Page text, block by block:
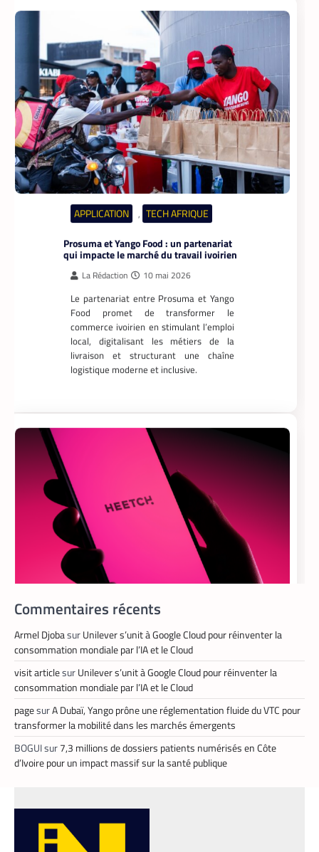
APPLICATION , TECH AFRIQUE
Prosuma et Yango Food : un partenariat
qui impacte le marché du travail ivoirien
La Rédaction 10 mai 2026
Le partenariat entre Prosuma et Yango
Food promet de transformer le
commerce ivoirien en stimulant l’emploi
local, digitalisant les métiers de la
livraison et structurant une chaîne
TECH MONDE , VTC
Heetch : désormais, les passagers
peuvent définir directement le prix de
leur course
La Rédaction
Heetch promet de transformer le
modèle du VTC en permettant aux
passagers et aux chauffeurs de fixer
directement et d’un commun accord les
tarifs.
Commentaires récents
Armel DjobasurUnilever s’unit à Google Cloud pour réinventer la
consommation mondiale par l’IA et le Cloud
visit articlesurUnilever s’unit à Google Cloud pour réinventer la
consommation mondiale par l’IA et le Cloud
pagesurA Dubaï, Yango prône une réglementation fluide du VTC pour
transformer la mobilité dans les marchés émergents
BOGUIsur7,3 millions de dossiers patients numérisés en Côte
d’Ivoire pour un impact massif sur la santé publique